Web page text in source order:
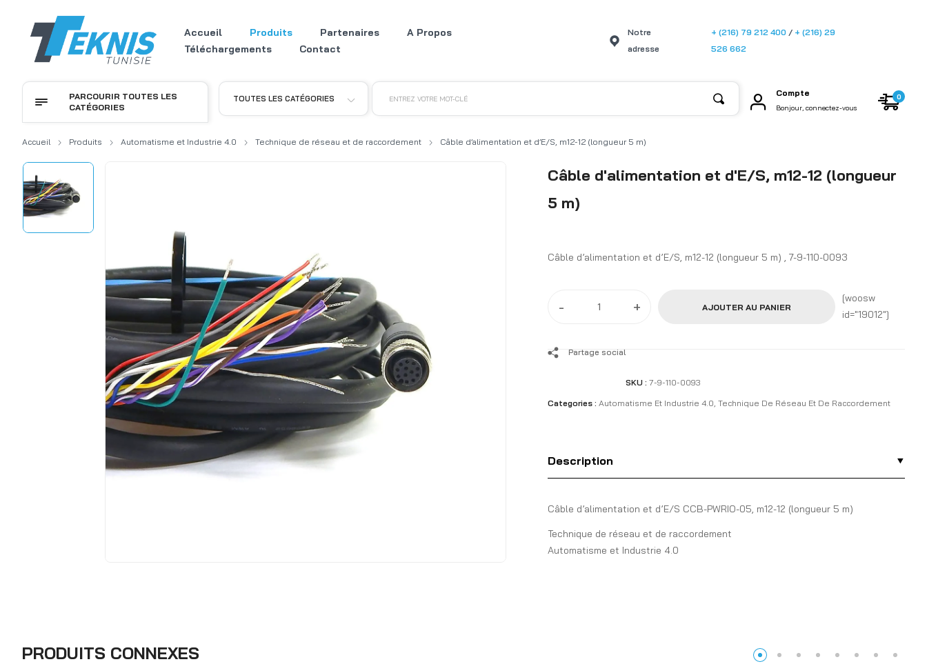
Accueil Produits Partenaires
A Propos
Téléchargements
Contact
Notre
adresse
+ (216) 79 212 400 / + (216) 29
526 662
TOUTES LES CATÉGORIES ENTREZ VOTRE MOT-CLÉ
Compte
Bonjour, connectez-vous
0
PARCOURIR TOUTES LES
CATÉGORIES
Accueil Produits Automatisme et Industrie 4.0 Technique de réseau et de raccordement Câble d’alimentation et d’E/S, m12-12 (longueur 5 m)
Câble d'alimentation et d'E/S, m12-12 (longueur
5 m)
Câble d’alimentation et d’E/S, m12-12 (longueur 5 m) , 7-9-110-0093
- + AJOUTER AU PANIER
[woosw
id="19012"]
Partage social
SKU : 7-9-110-0093
Categories : Automatisme Et Industrie 4.0, Technique De Réseau Et De Raccordement
Description
Câble d’alimentation et d’E/S CCB-PWRIO-05, m12-12 (longueur 5 m)
Technique de réseau et de raccordement
Automatisme et Industrie 4.0
PRODUITS CONNEXES